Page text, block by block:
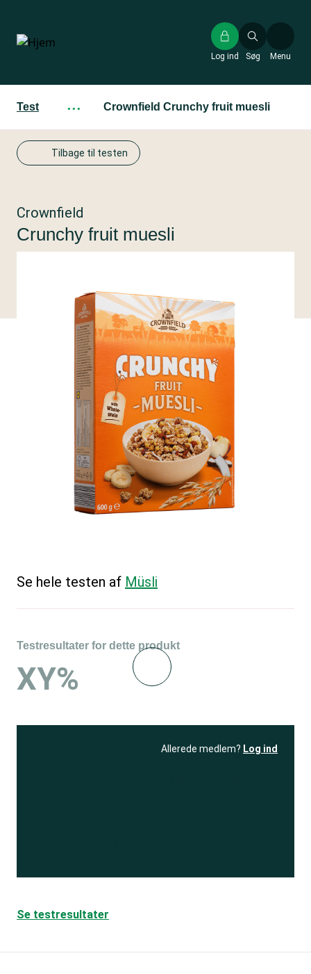
hovedindhold
Søg
Log ind Menu
Test ··· Crownfield Crunchy fruit muesli
Tilbage til testen
Crownfield
Crunchy fruit muesli
Se hele testen af Müsli
Testresultater for dette produkt
XY%
Allerede medlem? Log ind
Se testresultater